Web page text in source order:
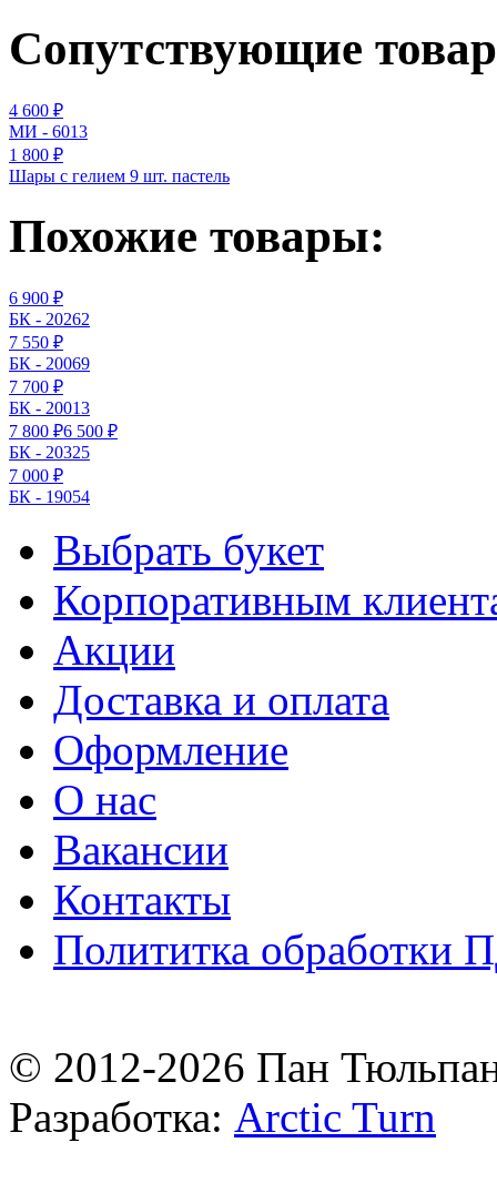
Сопутствующие
4 600 ₽
МИ - 6013
1 800 ₽
Шары с гелием 9 шт. пастель
Похожие товары:
6 900 ₽
БК - 20262
7 550 ₽
БК - 20069
7 700 ₽
БК - 20013
7 800 ₽6 500 ₽
БК - 20325
7 000 ₽
БК - 19054
Выбрать букет
Корпоративным
Акции
Доставка и оплата
Оформление
О нас
Вакансии
Контакты
Полититка обработки
© 2012-2026 Пан
Разработка: Arctic Turn